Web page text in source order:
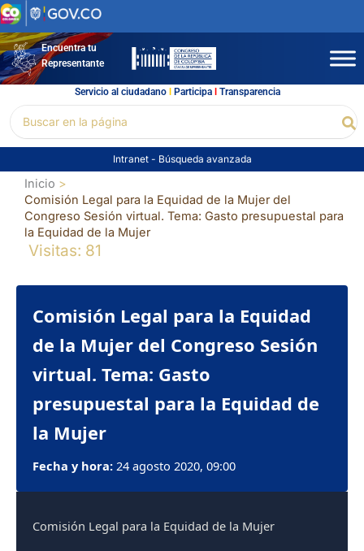
Ir
al
contenidoEncuentra tu
Representante
Servicio al ciudadano l Participal Transparencia
por:
Intranet - Búsqueda avanzada
Inicio
Comisión Legal para la Equidad de la Mujer del
Congreso Sesión virtual. Tema: Gasto presupuestal para
la Equidad de la Mujer
Visitas: 81
Comisión Legal para la Equidad
de la Mujer del Congreso Sesión
virtual. Tema: Gasto
presupuestal para la Equidad de
la Mujer
Fecha y hora: 24 agosto 2020, 09:00
Comisión Legal para la Equidad de la Mujer